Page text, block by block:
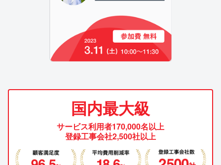
国内最大級
サービス利用者170,000名以上
登録工事会社2,500社以上